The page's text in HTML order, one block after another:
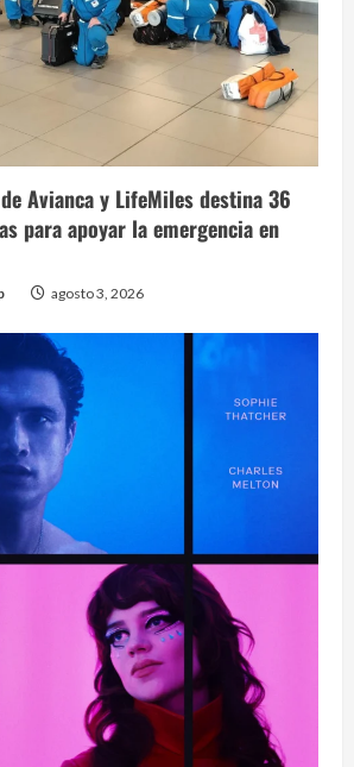
Avianca y LifeMiles destina 36
para apoyar la emergencia en
agosto 3, 2026